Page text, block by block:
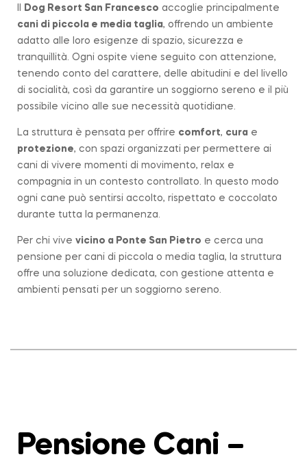
Dog Resort San Francesco accoglie principalmente
cani di piccola e media taglia, offrendo un ambiente
adatto alle loro esigenze di spazio, sicurezza e
tranquillità. Ogni ospite viene seguito con attenzione,
tenendo conto del carattere, delle abitudini e del livello
di socialità, così da garantire un soggiorno sereno e il più
possibile vicino alle sue necessità quotidiane.
La struttura è pensata per offrire comfort, cura e
protezione, con spazi organizzati per permettere ai
cani di vivere momenti di movimento, relax e
compagnia in un contesto controllato. In questo modo
ogni cane può sentirsi accolto, rispettato e coccolato
durante tutta la permanenza.
Per chi vive vicino a Ponte San Pietro e cerca una
pensione per cani di piccola o media taglia, la struttura
offre una soluzione dedicata, con gestione attenta e
ambienti pensati per un soggiorno sereno.
Pensione Cani –